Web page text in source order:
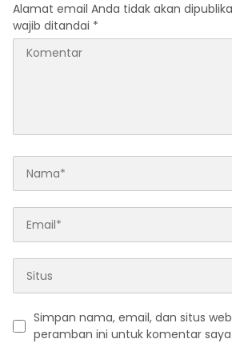
Alamat email Anda tidak akan
wajib ditandai *
Simpan nama, email, dan situs
peramban ini untuk komentar